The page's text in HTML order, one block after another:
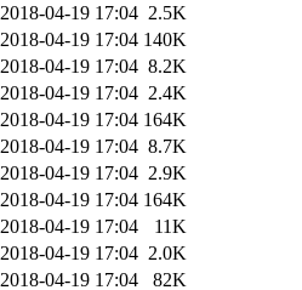
2018-04-19 17:04 2.5K
2018-04-19 17:04 140K
2018-04-19 17:04 8.2K
2018-04-19 17:04 2.4K
2018-04-19 17:04 164K
2018-04-19 17:04 8.7K
2018-04-19 17:04 2.9K
2018-04-19 17:04 164K
2018-04-19 17:04
11K
2018-04-19 17:04 2.0K
2018-04-19 17:04
82K